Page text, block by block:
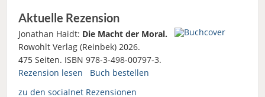
Aktuelle Rezension
Jonathan Haidt: Die Macht der Moral.
Rowohlt Verlag (Reinbek) 2026.
475 Seiten. ISBN 978-3-498-00797-3.
Rezension lesen
Buch bestellen
zu den socialnet Rezensionen